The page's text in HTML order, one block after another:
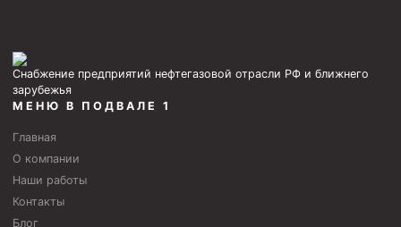
Снабжение предприятий нефтегазовой отрасли РФ и ближнего
зарубежья
МЕНЮ В ПОДВАЛЕ 1
Главная
О компании
Наши работы
Контакты
Блог